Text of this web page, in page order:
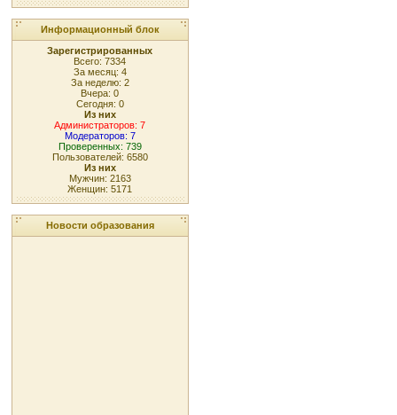
Информационный блок
Зарегистрированных
Всего: 7334
За месяц: 4
За неделю: 2
Вчера: 0
Сегодня: 0
Из них
Администраторов: 7
Модераторов: 7
Проверенных: 739
Пользователей: 6580
Из них
Мужчин: 2163
Женщин: 5171
Новости образования